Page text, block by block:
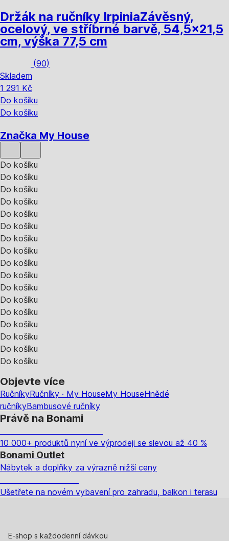
Držák na ručníky IrpiniaZávěsný,
ocelový, ve stříbrné barvě, 54,5x21,5
cm, výška 77,5 cm
(90)
Skladem
1 291 Kč
Do košíku
Do košíku
Značka My House
Do košíku
Do košíku
Do košíku
Do košíku
Do košíku
Do košíku
Do košíku
Do košíku
Do košíku
Do košíku
Do košíku
Do košíku
Do košíku
Do košíku
Do košíku
Do košíku
Do košíku
Objevte více
RučníkyRučníky · My HouseMy HouseHnědé
ručníkyBambusové ručníky
Právě na Bonami
10 000+ produktů nyní ve výprodeji se slevou až 40 %
Bonami Outlet
Nábytek a doplňky za výrazně nižší ceny
Ušetřete na novém vybavení pro zahradu, balkon i terasu
E-shop s každodenní dávkou